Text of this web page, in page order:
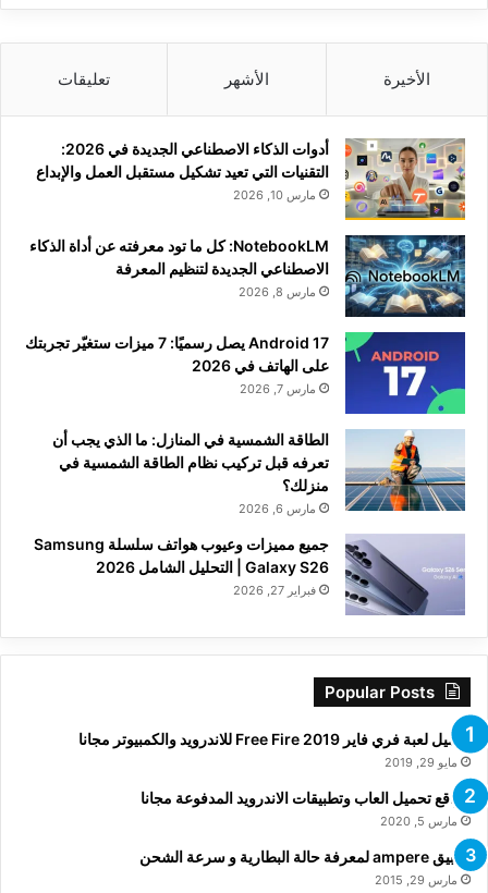
الأخيرة الأشهر تعليقات
أدوات الذكاء الاصطناعي الجديدة في 2026:
التقنيات التي تعيد تشكيل مستقبل العمل والإبداع
مارس 10, 2026
NotebookLM: كل ما تود معرفته عن أداة الذكاء
الاصطناعي الجديدة لتنظيم المعرفة
مارس 8, 2026
Android 17 يصل رسميًا: 7 ميزات ستغيّر تجربتك
على الهاتف في 2026
مارس 7, 2026
الطاقة الشمسية في المنازل: ما الذي يجب أن
تعرفه قبل تركيب نظام الطاقة الشمسية في
منزلك؟
مارس 6, 2026
جميع مميزات وعيوب هواتف سلسلة Samsung
Galaxy S26 | التحليل الشامل 2026
فبراير 27, 2026
Popular Posts
تحميل لعبة فري فاير Free Fire 2019 للاندرويد والكمبيوتر مجانا
مايو 29, 2019
مواقع تحميل العاب وتطبيقات الاندرويد المدفوعة مجانا
مارس 5, 2020
تطبيق ampere لمعرفة حالة البطارية و سرعة الشحن
مارس 29, 2015